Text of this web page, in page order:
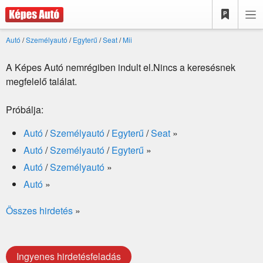
Autó /Személyautó /Egyterű /Seat/Mii
A Képes Autó nemrégiben indult el.Nincs a keresésnek
megfelelő találat.
Próbálja:
Autó/Személyautó/Egyterű /Seat »
Autó/Személyautó/Egyterű »
Autó/Személyautó »
Autó »
Összes hirdetés »
Ingyenes hirdetésfeladás